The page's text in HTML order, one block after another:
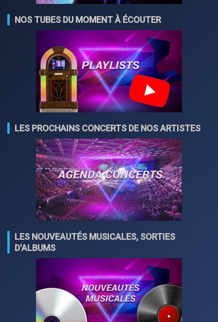
NOS TUBES DU MOMENT À ÉCOUTER
LES PROCHAINS CONCERTS DE NOS ARTISTES
LES NOUVEAUTÉS MUSICALES, SORTIES
D'ALBUMS